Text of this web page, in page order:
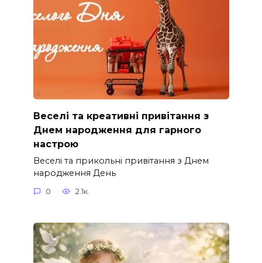
Веселі та креативні привітання з
Днем народження для гарного
настрою
Веселі та прикольні привітання з Днем
народження День
0 2.1к.